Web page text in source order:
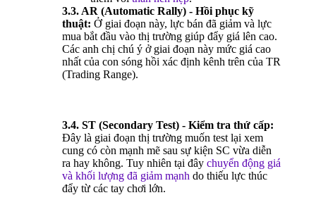
3.3. AR (Automatic Rally) - Hồi phục kỹ
thuật: Ở giai đoạn này, lực bán đã giảm và lực
mua bắt đầu vào thị trường giúp đẩy giá lên cao.
Các anh chị chú ý ở giai đoạn này mức giá cao
nhất của con sóng hồi xác định kênh trên của TR
(Trading Range).
3.4. ST (Secondary Test) - Kiểm tra thứ cấp:
Đây là giai đoạn thị trường muốn test lại xem
cung có còn mạnh mẽ sau sự kiện SC vừa diễn
ra hay không. Tuy nhiên tại đây chuyển động giá
và khối lượng đã giảm mạnh do thiếu lực thúc
đẩy từ các tay chơi lớn.